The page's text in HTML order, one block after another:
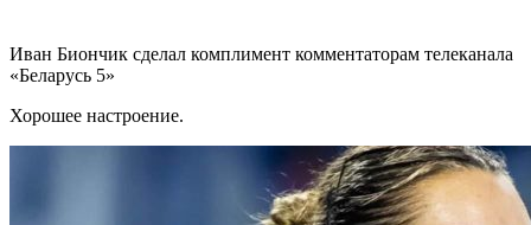
Иван Биончик сделал комплимент комментаторам телеканала
«Беларусь 5»
Хорошее настроение.